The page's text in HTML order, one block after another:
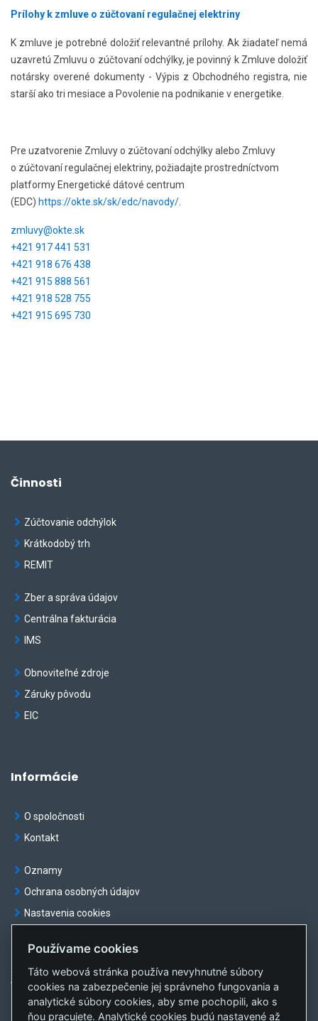
Prílohy k zmluve o zúčtovaní regulačnej elektriny
K zmluve je potrebné doložiť relevantné prílohy. Ak žiadateľ nemá
uzavretú Zmluvu o zúčtovaní odchýlky, je povinný k Zmluve doložiť
notársky overené dokumenty - Výpis z Obchodného registra, nie
starší ako tri mesiace a Povolenie na podnikanie v energetike.
Pre uzatvorenie Zmluvy o zúčtovaní odchýlky alebo Zmluvy
o zúčtovaní regulačnej elektriny, požiadajte prostredníctvom
platformy Energetické dátové centrum
(EDC) https://okte.sk/sk/edc/navody/
zmluvy@okte.sk
+421 917 441 531
+421 918 676 438
+421 915 888 561
+421 918 528 755
+421 915 695 730
Činnosti
Zúčtovanie odchýlok
Krátkodobý trh
REMIT
Zber a správa údajov
Centrálna fakturácia
IMS
Obnoviteľné zdroje
Záruky pôvodu
EIC
Informácie
O spoločnosti
Kontakt
Oznamy
Ochrana osobných údajov
Nastavenia cookies
© OKTE, a.s. Všetky práva vyhradené
Vytvorilasféra, a.s.
Používame cookies
Táto webová stránka používa nevyhnutné súbory
cookies na zabezpečenie jej správneho fungovania a
analytické súbory cookies, aby sme pochopili, ako s
ňou pracujete. Analytické cookies budú nastavené až